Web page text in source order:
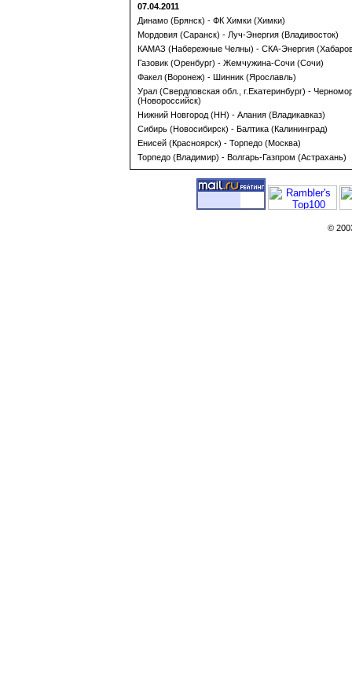
07.04.2011
Динамо (Брянск) - ФК Химки (Химки)
Мордовия (Саранск) - Луч-Энергия (Владивосток)
КАМАЗ (Набережные Челны) - СКА-Энергия
Газовик (Оренбург) - Жемчужина-Сочи (Сочи)
Факел (Воронеж) - Шинник (Ярославль)
Урал (Свердловская обл., г.Екатеринбург) -
(Новороссийск)
Нижний Новгород (НН) - Алания (Владикавказ)
Сибирь (Новосибирск) - Балтика (Калининград)
Енисей (Красноярск) - Торпедо (Москва)
Торпедо (Владимир) - Волгарь-Газпром (Астрахань)
©